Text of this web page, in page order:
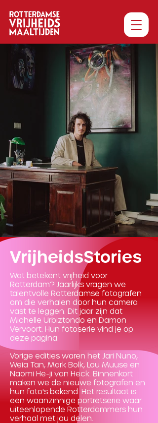
VrijheidsStories
Wat betekent vrijheid voor
Rotterdam? Jaarlijks vragen we
talentvolle Rotterdamse fotografen
om die verhalen door hun camera
vast te leggen. Dit jaar zijn dat
Michelle Urbiztondo en Damon
Vervoort. Hun fotoserie vind je op
deze pagina.
Vorige edities waren het Jari Nuno,
Weia Tan, Mark Bolk, Lou Muuse en
Naomi He-ji van Heck. Binnenkort
maken we de nieuwe fotografen en
hun foto's bekend. Het resultaat is
een waanzinnige portretserie waar
uiteenlopende Rotterdammers hun
verhaal met jou delen.